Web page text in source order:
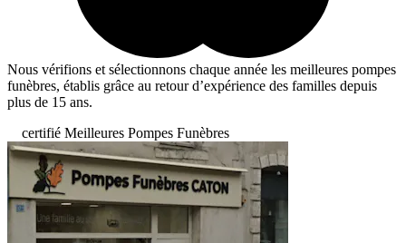
Nous vérifions et sélectionnons chaque année les meilleures pompes
funèbres, établis grâce au retour d’expérience des familles depuis
plus de 15 ans.
certifié Meilleures Pompes Funèbres